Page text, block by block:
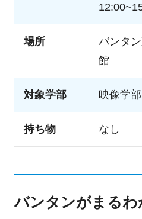
場所
バンタ
館
対象学部 映像学部
持ち物 なし
バンタンがまるわ